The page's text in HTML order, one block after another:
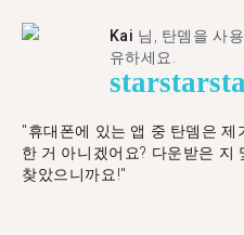
Kai 님, 탄뎀을 사
유하세요.
starstar
"휴대폰에 있는 앱 중 탄뎀은
한 거 아니겠어요? 다운받은 지
찾았으니까요!"